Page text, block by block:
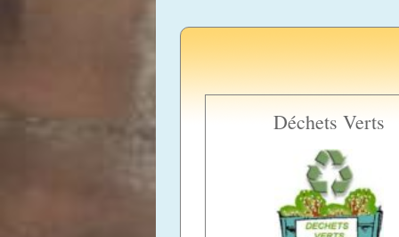
Déchets Verts